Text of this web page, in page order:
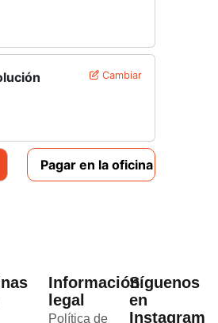
Cambiar
Pagar en la oficina
Información
legal
Política de
Síguenos
en
Instagram